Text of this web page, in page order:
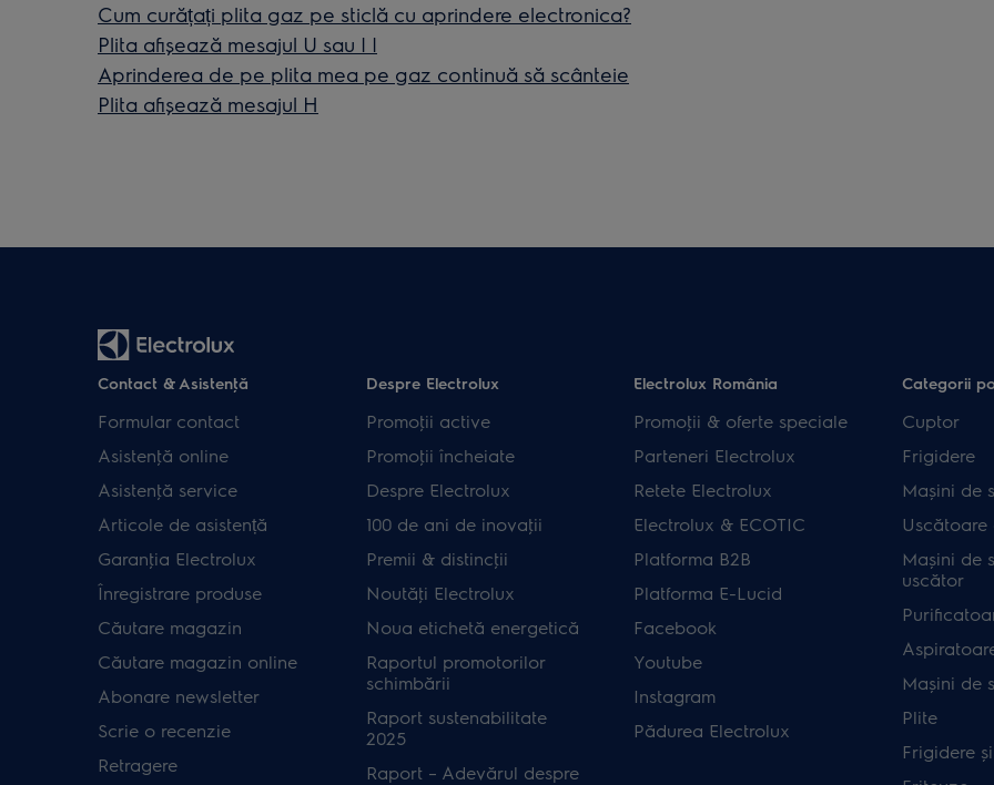
Cum curățați plita gaz pe sticlă cu aprindere electronica?
Plita afişează mesajul U sau | |
Aprinderea de pe plita mea pe gaz continuă să scânteie
Plita afişează mesajul H
Contact & Asistenţă
Formular contact
Asistenţă online
Asistenţă service
Articole de asistență
Garanţia Electrolux
Înregistrare produse
Căutare magazin
Căutare magazin online
Abonare newsletter
Scrie o recenzie
Retragere
Despre Electrolux
Promoţii active
Promoţii încheiate
Despre Electrolux
100 de ani de inovaţii
Premii & distincţii
Noutăţi Electrolux
Noua etichetă energetică
Raportul promotorilor
schimbării
Raport sustenabilitate
2025
Raport – Adevărul despre
Electrolux România
Promoţii & oferte speciale
Parteneri Electrolux
Retete Electrolux
Electrolux & ECOTIC
Platforma B2B
Platforma E-Lucid
Facebook
Youtube
Instagram
Pădurea Electrolux
Categorii
Cuptor
Frigidere
Mașini de
Uscătoare
Mașini de
uscător
Mașini de
Plite
Frigidere